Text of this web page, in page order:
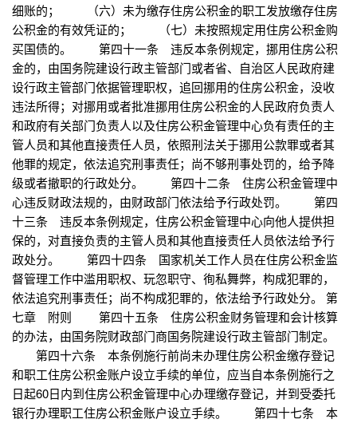
细账的； （六）未为缴存住房公积金的职工发放缴存住房
公积金的有效凭证的； （七）未按照规定用住房公积金购
买国债的。 第四十一条 违反本条例规定，挪用住房公积
金的，由国务院建设行政主管部门或者省、自治区人民政府建
设行政主管部门依据管理职权，追回挪用的住房公积金，没收
违法所得；对挪用或者批准挪用住房公积金的人民政府负责人
和政府有关部门负责人以及住房公积金管理中心负有责任的主
管人员和其他直接责任人员，依照刑法关于挪用公款罪或者其
他罪的规定，依法追究刑事责任；尚不够刑事处罚的，给予降
级或者撤职的行政处分。 第四十二条 住房公积金管理中
心违反财政法规的，由财政部门依法给予行政处罚。 第四
十三条 违反本条例规定，住房公积金管理中心向他人提供担
保的，对直接负责的主管人员和其他直接责任人员依法给予行
政处分。 第四十四条 国家机关工作人员在住房公积金监
督管理工作中滥用职权、玩忽职守、徇私舞弊，构成犯罪的，
依法追究刑事责任；尚不构成犯罪的，依法给予行政处分。 第
七章 附则 第四十五条 住房公积金财务管理和会计核算
的办法，由国务院财政部门商国务院建设行政主管部门制定。
第四十六条 本条例施行前尚未办理住房公积金缴存登记
和职工住房公积金账户设立手续的单位，应当自本条例施行之
日起60日内到住房公积金管理中心办理缴存登记，并到受委托
银行办理职工住房公积金账户设立手续。 第四十七条 本